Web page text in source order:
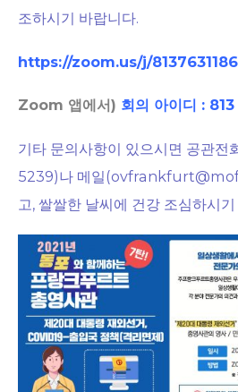
조하시기 바랍니다.
https://zoom.us/j/8137631186
Zoom 앱에서) 회의 아이디 :
기타 문의사항이 있으시면 공관
5239)나 메일
고, 쌀쌀한 날씨에 건강 조심하시